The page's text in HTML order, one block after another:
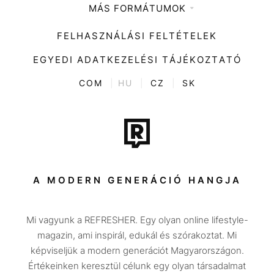
Zene
Divat
Kultúra
ENTR
Tech-Tudomány
Sport
Társadalom
Utazás
Életmód
Design
MÁS FORMÁTUMOK
FELHASZNÁLÁSI FELTÉTELEK
EGYEDI ADATKEZELÉSI TÁJÉKOZTATÓ
COM HU CZ SK
A MODERN GENERÁCIÓ HANGJA
Mi vagyunk a REFRESHER. Egy olyan online lifestyle-
magazin, ami inspirál, edukál és szórakoztat. Mi
képviseljük a modern generációt Magyarországon.
Értékeinken keresztül célunk egy olyan társadalmat